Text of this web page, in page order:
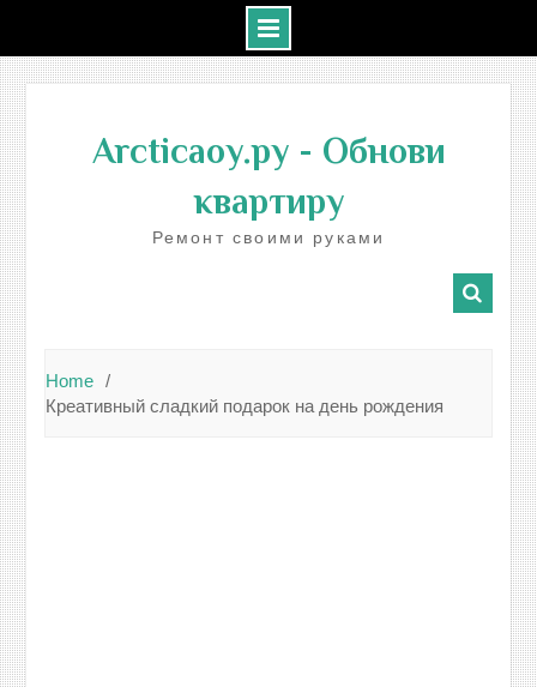
contentArcticaoy.ру- Обнови
квартиру
Ремонт своими руками
Home
Креативный сладкий подарок на день рождения